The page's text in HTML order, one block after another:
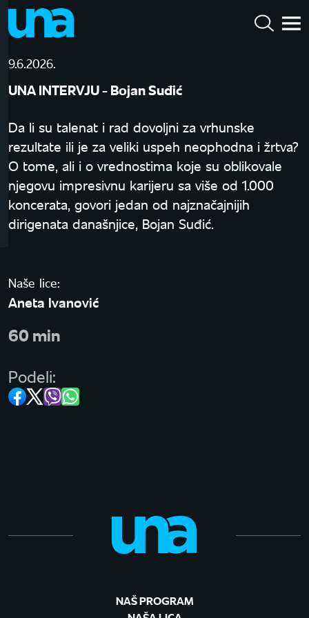
9.6.2026.
UNA INTERVJU - Bojan Suđić
Da li su talenat i rad dovoljni za vrhunske
rezultate ili je za veliki uspeh neophodna i žrtva?
O tome, ali i o vrednostima koje su oblikovale
njegovu impresivnu karijeru sa više od 1.000
koncerata, govori jedan od najznačajnijih
dirigenata današnjice, Bojan Suđić.
Naše lice:
Aneta Ivanović
60 min
Podeli:
NAŠ PROGRAM